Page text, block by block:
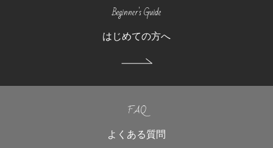
Beginner's Guide
はじめての方へ
FAQ
よくある質問